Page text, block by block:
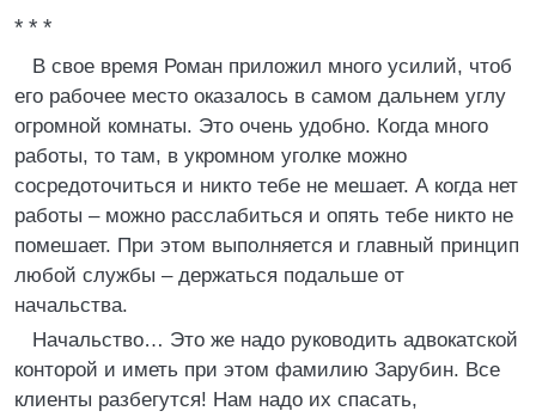
* * *
В свое время Роман приложил много усилий, чтоб
его рабочее место оказалось в самом дальнем углу
огромной комнаты. Это очень удобно. Когда много
работы, то там, в укромном уголке можно
сосредоточиться и никто тебе не мешает. А когда нет
работы – можно расслабиться и опять тебе никто не
помешает. При этом выполняется и главный принцип
любой службы – держаться подальше от
начальства.
Начальство… Это же надо руководить адвокатской
конторой и иметь при этом фамилию Зарубин. Все
клиенты разбегутся! Нам надо их спасать,